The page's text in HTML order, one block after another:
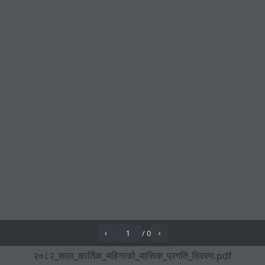
‹ /0 ›
२०८२_साल_कार्तिक_महिनाको_मासिक_प्रगति_विवरण.pdf